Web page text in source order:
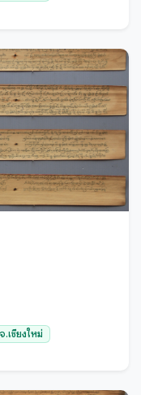
.เชียงใหม่